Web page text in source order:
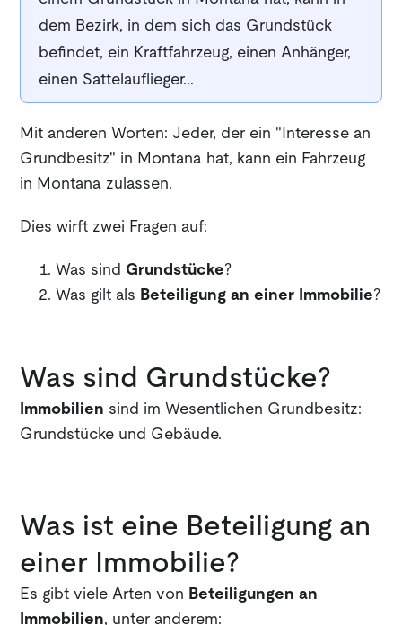
dem Bezirk, in dem sich das Grundstück
befindet, ein Kraftfahrzeug, einen Anhänger,
einen Sattelauflieger...
Mit anderen Worten: Jeder, der ein "Interesse an
Grundbesitz" in Montana hat, kann ein Fahrzeug
in Montana zulassen.
Dies wirft zwei Fragen auf:
Was sind Grundstücke?
Was gilt als Beteiligung an einer Immobilie?
Was sind Grundstücke?
Immobilien sind im Wesentlichen Grundbesitz:
Grundstücke und Gebäude.
Was ist eine Beteiligung an
einer Immobilie?
Es gibt viele Arten von Beteiligungen an
Immobilien, unter anderem: